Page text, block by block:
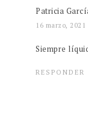
Patricia
16 marzo, 2021
Siempre
RESPONDER